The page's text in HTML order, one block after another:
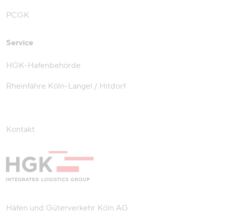
PCGK
Service
HGK-Hafenbehörde
Rheinfähre Köln-Langel / Hitdorf
Kontakt
Häfen und Güterverkehr Köln AG